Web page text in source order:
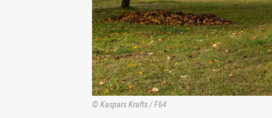
© Kaspars Krafts / F64